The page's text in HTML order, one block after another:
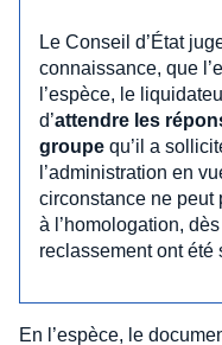
Le Conseil d’État
connaissance, que
l’espèce, le
d’attendre les
groupe qu’il a
l’administration en
circonstance ne peut
à l’homologation,
reclassement ont été
En l’espèce, le